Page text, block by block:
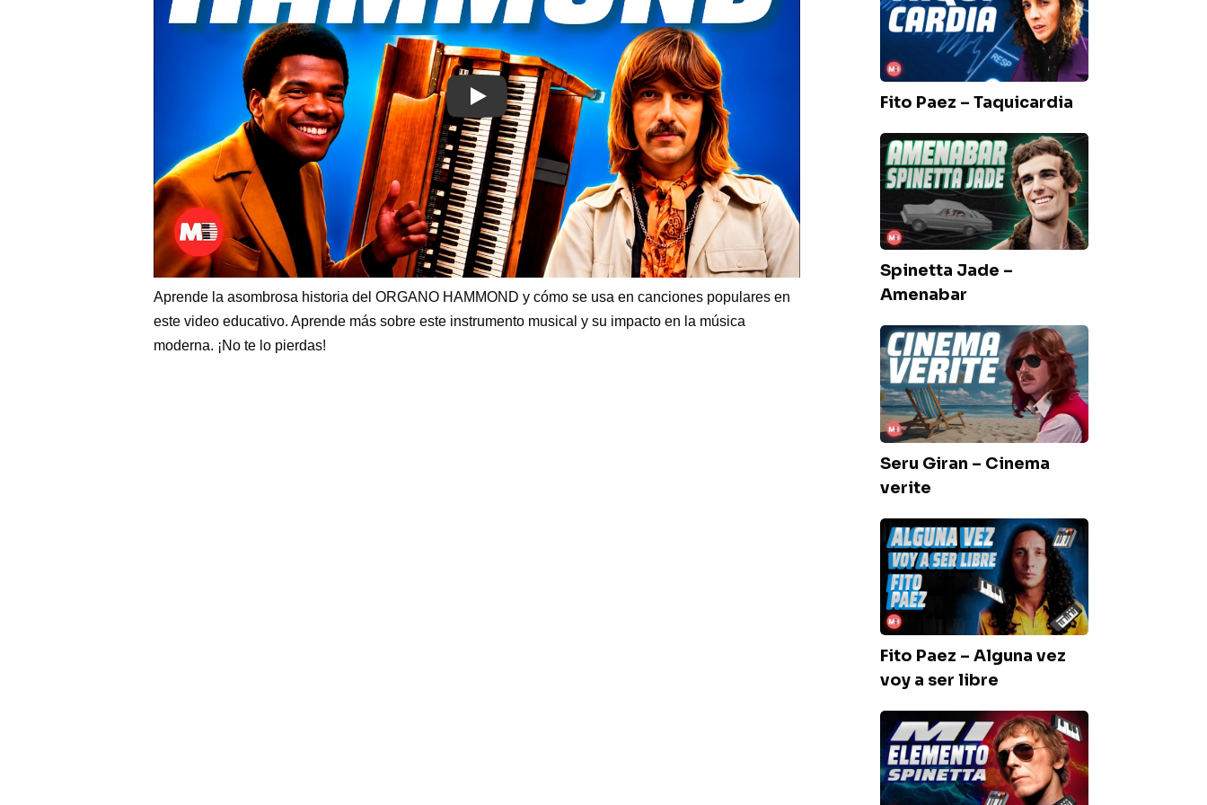
Play
Aprende la asombrosa historia del ORGANO HAMMOND y cómo se usa en canciones populares en
este video educativo. Aprende más sobre este instrumento musical y su impacto en la música
moderna. ¡No te lo pierdas!
Taquicardia
Fito Paez – Taquicardia
Spinetta
Jade
–
Amenabar
Spinetta Jade –
Amenabar
Seru
Giran
–
Cinema
verite
Seru Giran – Cinema
verite
Fito
Paez
Alguna
vez
voy
a
ser
Fito Paez – Alguna vez
voy a ser libre
Luis
Alberto
Spinetta
–